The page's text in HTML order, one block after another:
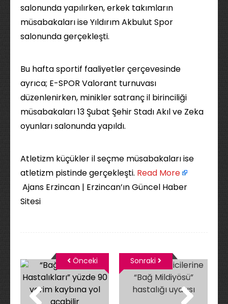
salonunda yapılırken, erkek takımların
müsabakaları ise Yıldırım Akbulut Spor
salonunda gerçekleşti.
Bu hafta sportif faaliyetler çerçevesinde
ayrıca; E-SPOR Valorant turnuvası
düzenlenirken, minikler satranç il birinciliği
müsabakaları 13 Şubat Şehir Stadı Akıl ve Zeka
oyunları salonunda yapıldı.
Atletizm küçükler il seçme müsabakaları ise
atletizm pistinde gerçekleşti. ​ Read More
Ajans Erzincan | Erzincan’ın Güncel Haber
Sitesi
Önceki Sonraki